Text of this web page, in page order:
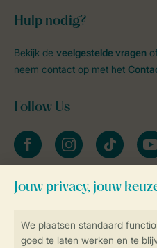
Hulp nodig?
Bekijk de veelgestelde vragen of
neem contact op met het
Follow Us
facebookinstagramtiktok
Blijf op de hoogte